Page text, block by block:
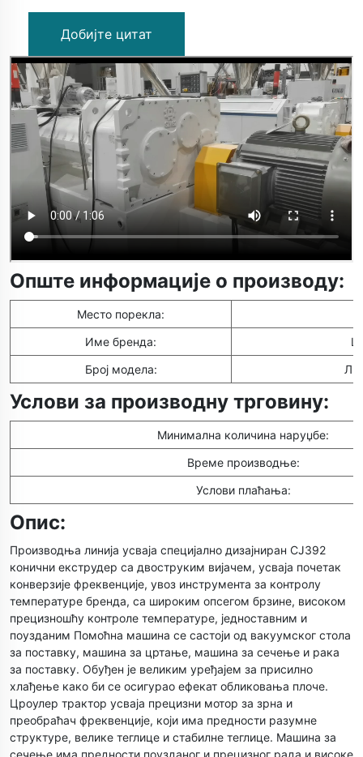
Добијте цитат
Опште информације о производу:
Место порекла:
Име бренда:
Број модела:
Услови за производну трговину:
Минимална количина наруџбе:
Време производње:
Услови плаћања:
Опис:
Производња линија усваја специјално дизајниран СЈЗ92
конични екструдер са двоструким вијачем, усваја почетак
конверзије фреквенције, увоз инструмента за контролу
температуре бренда, са широким опсегом брзине, високом
прецизношћу контроле температуре, једноставним и
поузданим Помоћна машина се састоји од вакуумског стола
за поставку, машина за цртање, машина за сечење и рака
за поставку. Обуђен је великим уређајем за присилно
хлађење како би се осигурао ефекат обликовања плоче.
Цроулер трактор усваја прецизни мотор за зрна и
преобраћач фреквенције, који има предности разумне
структуре, велике теглице и стабилне теглице. Машина за
сечење има предности поузданог и прецизног рада и високе